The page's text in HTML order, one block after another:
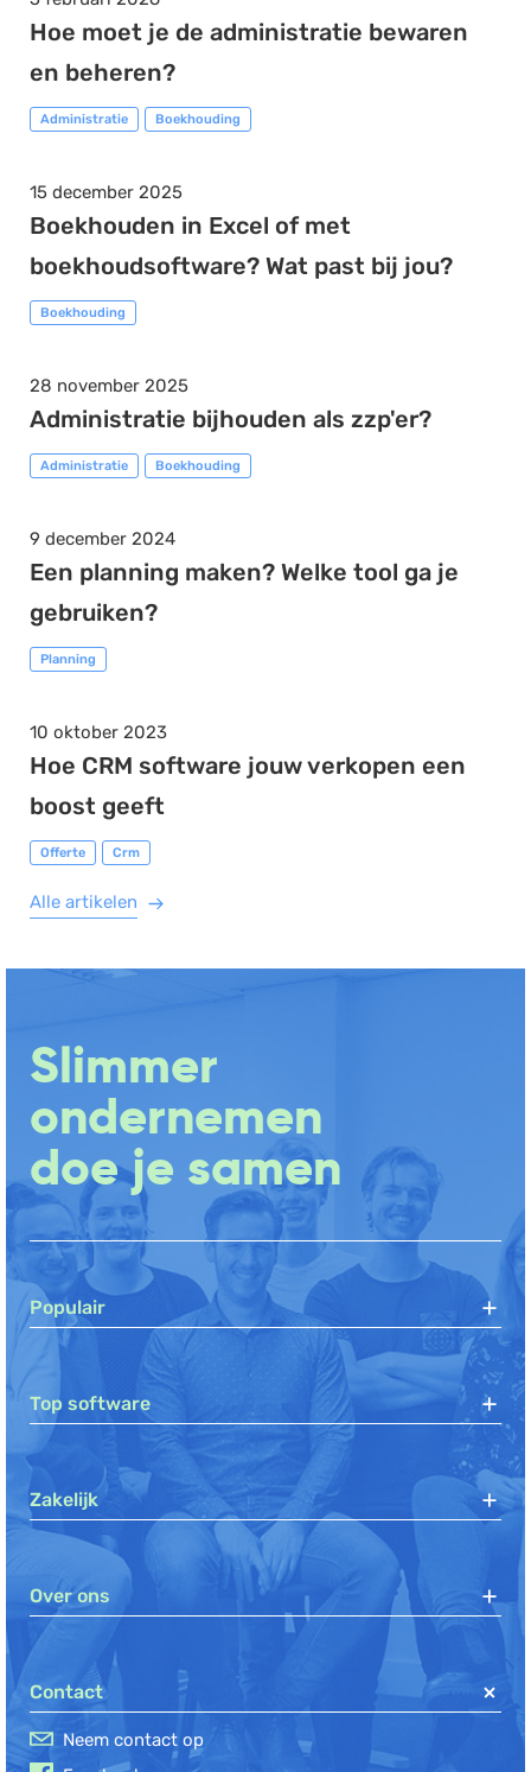
Hoe moet je de administratie bewaren
en beheren?
Administratie Boekhouding
15 december 2025
Boekhouden in Excel of met
boekhoudsoftware? Wat past bij jou?
Boekhouding
28 november 2025
Administratie bijhouden als zzp'er?
Administratie Boekhouding
9 december 2024
Een planning maken? Welke tool ga je
gebruiken?
Planning
10 oktober 2023
Hoe CRM software jouw verkopen een
boost geeft
Offerte Crm
Alle artikelen
Slimmer
ondernemen
doe je samen
Populair
Top software
Zakelijk
Over ons
Contact
Neem contact op